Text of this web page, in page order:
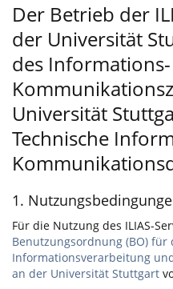
Der Betrieb der
der Universität
des
Universität
Technische
1.
Für die Nutzung des ILIAS-
Benutzungsordnung (BO) für
Informationsverarbeitung
an der Universität Stuttgart